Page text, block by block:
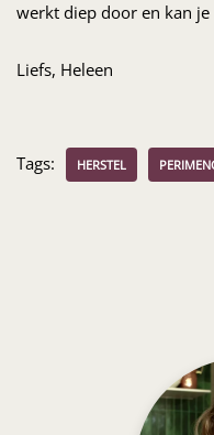
werkt diep door en kan
Liefs, Heleen
Tags: HERSTEL